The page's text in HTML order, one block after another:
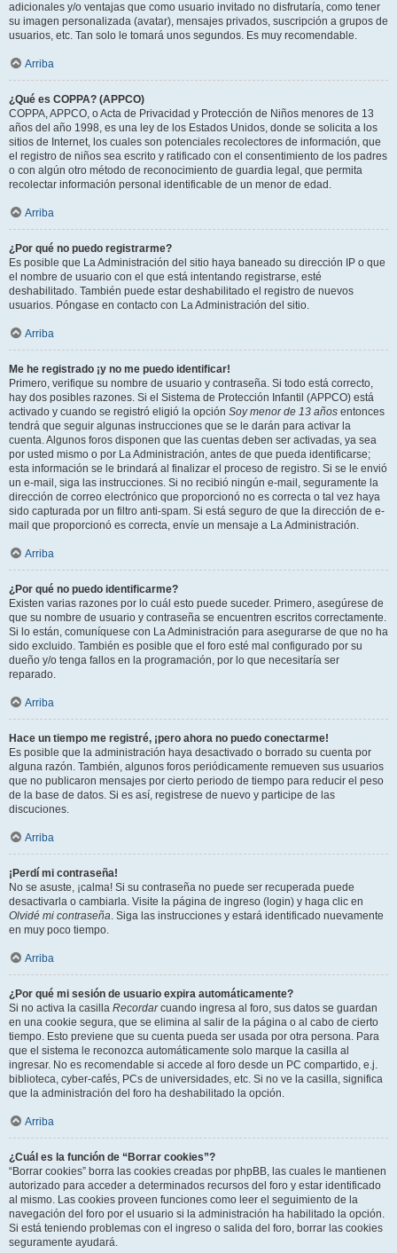
adicionales y/o ventajas que como usuario invitado no disfrutaría, como tener
su imagen personalizada (avatar), mensajes privados, suscripción a grupos de
usuarios, etc. Tan solo le tomará unos segundos. Es muy recomendable.
Arriba
¿Qué es COPPA? (APPCO)
COPPA, APPCO, o Acta de Privacidad y Protección de Niños menores de 13
años del año 1998, es una ley de los Estados Unidos, donde se solicita a los
sitios de Internet, los cuales son potenciales recolectores de información, que
el registro de niños sea escrito y ratificado con el consentimiento de los padres
o con algún otro método de reconocimiento de guardia legal, que permita
recolectar información personal identificable de un menor de edad.
Arriba
¿Por qué no puedo registrarme?
Es posible que La Administración del sitio haya baneado su dirección IP o que
el nombre de usuario con el que está intentando registrarse, esté
deshabilitado. También puede estar deshabilitado el registro de nuevos
usuarios. Póngase en contacto con La Administración del sitio.
Arriba
Me he registrado ¡y no me puedo identificar!
Primero, verifique su nombre de usuario y contraseña. Si todo está correcto,
hay dos posibles razones. Si el Sistema de Protección Infantil (APPCO) está
activado y cuando se registró eligió la opción Soy menor de 13 años entonces
tendrá que seguir algunas instrucciones que se le darán para activar la
cuenta. Algunos foros disponen que las cuentas deben ser activadas, ya sea
por usted mismo o por La Administración, antes de que pueda identificarse;
esta información se le brindará al finalizar el proceso de registro. Si se le envió
un e-mail, siga las instrucciones. Si no recibió ningún e-mail, seguramente la
dirección de correo electrónico que proporcionó no es correcta o tal vez haya
sido capturada por un filtro anti-spam. Si está seguro de que la dirección de e-
mail que proporcionó es correcta, envíe un mensaje a La Administración.
Arriba
¿Por qué no puedo identificarme?
Existen varias razones por lo cuál esto puede suceder. Primero, asegúrese de
que su nombre de usuario y contraseña se encuentren escritos correctamente.
Si lo están, comuníquese con La Administración para asegurarse de que no ha
sido excluido. También es posible que el foro esté mal configurado por su
dueño y/o tenga fallos en la programación, por lo que necesitaría ser
reparado.
Arriba
Hace un tiempo me registré, ¡pero ahora no puedo conectarme!
Es posible que la administración haya desactivado o borrado su cuenta por
alguna razón. También, algunos foros periódicamente remueven sus usuarios
que no publicaron mensajes por cierto periodo de tiempo para reducir el peso
de la base de datos. Si es así, registrese de nuevo y participe de las
discuciones.
Arriba
¡Perdí mi contraseña!
No se asuste, ¡calma! Si su contraseña no puede ser recuperada puede
desactivarla o cambiarla. Visite la página de ingreso (login) y haga clic en
Olvidé mi contraseña. Siga las instrucciones y estará identificado nuevamente
en muy poco tiempo.
Arriba
¿Por qué mi sesión de usuario expira automáticamente?
Si no activa la casilla Recordarcuando ingresa al foro, sus datos se guardan
en una cookie segura, que se elimina al salir de la página o al cabo de cierto
tiempo. Esto previene que su cuenta pueda ser usada por otra persona. Para
que el sistema le reconozca automáticamente solo marque la casilla al
ingresar. No es recomendable si accede al foro desde un PC compartido, e.j.
biblioteca, cyber-cafés, PCs de universidades, etc. Si no ve la casilla, significa
que la administración del foro ha deshabilitado la opción.
Arriba
¿Cuál es la función de “Borrar cookies”?
“Borrar cookies” borra las cookies creadas por phpBB, las cuales le mantienen
autorizado para acceder a determinados recursos del foro y estar identificado
al mismo. Las cookies proveen funciones como leer el seguimiento de la
navegación del foro por el usuario si la administración ha habilitado la opción.
Si está teniendo problemas con el ingreso o salida del foro, borrar las cookies
seguramente ayudará.